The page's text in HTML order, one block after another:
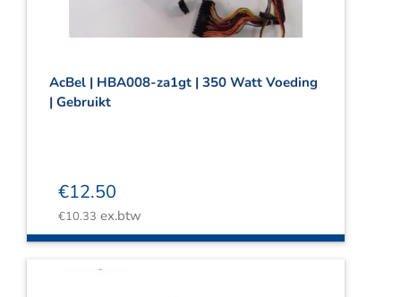
AcBel | HBA008-za1gt | 350 Watt Voeding
| Gebruikt
€12.50
€10.33 ex.btw